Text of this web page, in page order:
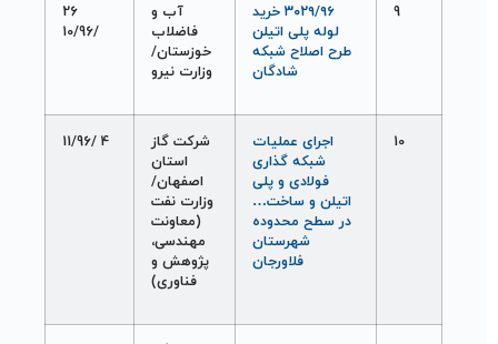
9
۳۰۲۹/۹۶ خريد
لوله پلی اتيلن
طرح اصلاح شبکه
شادگان
آب و
فاضلاب
خوزستان/
وزارت نيرو
26
/10/96
10
اجرای عمليات
شبکه گذاری
فولادی و پلی
اتيلن و ساخت…
در سطح محدوده
شهرستان
فلاورجان
شرکت گاز
استان
اصفهان/
وزارت نفت
(معاونت
مهندسی،
پژوهش و
فناوری)
4 /11/96